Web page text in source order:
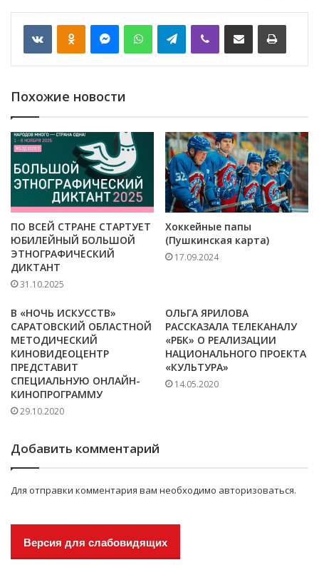
VKontakte WhatsApp Telegram
Похожие новости
ПО ВСЕЙ СТРАНЕ СТАРТУЕТ
ЮБИЛЕЙНЫЙ БОЛЬШОЙ
ЭТНОГРАФИЧЕСКИЙ
ДИКТАНТ
31.10.2025
Хоккейные папы
(Пушкинская карта)
17.09.2024
В «НОЧЬ ИСКУССТВ»
САРАТОВСКИЙ ОБЛАСТНОЙ
МЕТОДИЧЕСКИЙ
КИНОВИДЕОЦЕНТР
ПРЕДСТАВИТ
СПЕЦИАЛЬНУЮ ОНЛАЙН-
КИНОПРОГРАММУ
29.10.2020
ОЛЬГА ЯРИЛОВА
РАССКАЗАЛА ТЕЛЕКАНАЛУ
«РБК» О РЕАЛИЗАЦИИ
НАЦИОНАЛЬНОГО ПРОЕКТА
«КУЛЬТУРА»
14.05.2020
Добавить комментарий
Для отправки комментария вам необходимо авторизоваться.
Версия для слабовидящих